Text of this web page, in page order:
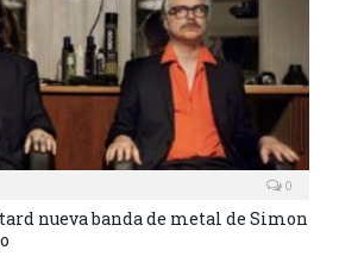
0
nueva banda de metal de Simon